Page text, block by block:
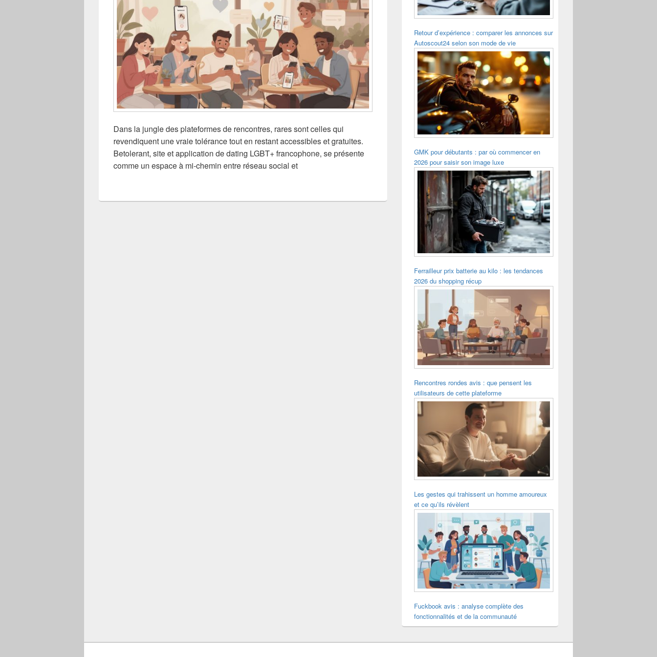
Dans la jungle des plateformes de rencontres, rares sont celles qui
revendiquent une vraie tolérance tout en restant accessibles et gratuites.
Betolerant, site et application de dating LGBT+ francophone, se présente
comme un espace à mi-chemin entre réseau social et
Retour d’expérience : comparer les annonces sur
Autoscout24 selon son mode de vie
GMK pour débutants : par où commencer en
2026 pour saisir son image luxe
Ferrailleur prix batterie au kilo : les tendances
2026 du shopping récup
Rencontres rondes avis : que pensent les
utilisateurs de cette plateforme
Les gestes qui trahissent un homme amoureux
et ce qu’ils révèlent
Fuckbook avis : analyse complète des
fonctionnalités et de la communauté